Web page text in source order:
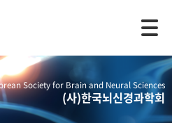
Society for Brain and Neural Sciences
(사)한국뇌신경과학회